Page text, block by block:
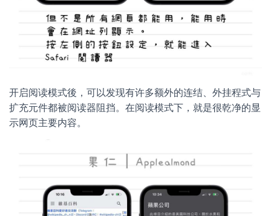
开启阅读模式後，可以发现有许多额外的连结、外挂程式与
扩充元件都被阅读器阻挡。在阅读模式下，就是很乾净的显
示网页主要内容。